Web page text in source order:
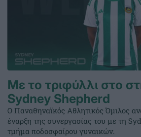
Με το τριφύλλι στο
Sydney Shepherd
Ο Παναθηναϊκός Αθλητικός Όμιλος
έναρξη της συνεργασίας του με τη
τμήμα ποδοσφαίρου γυναικών.